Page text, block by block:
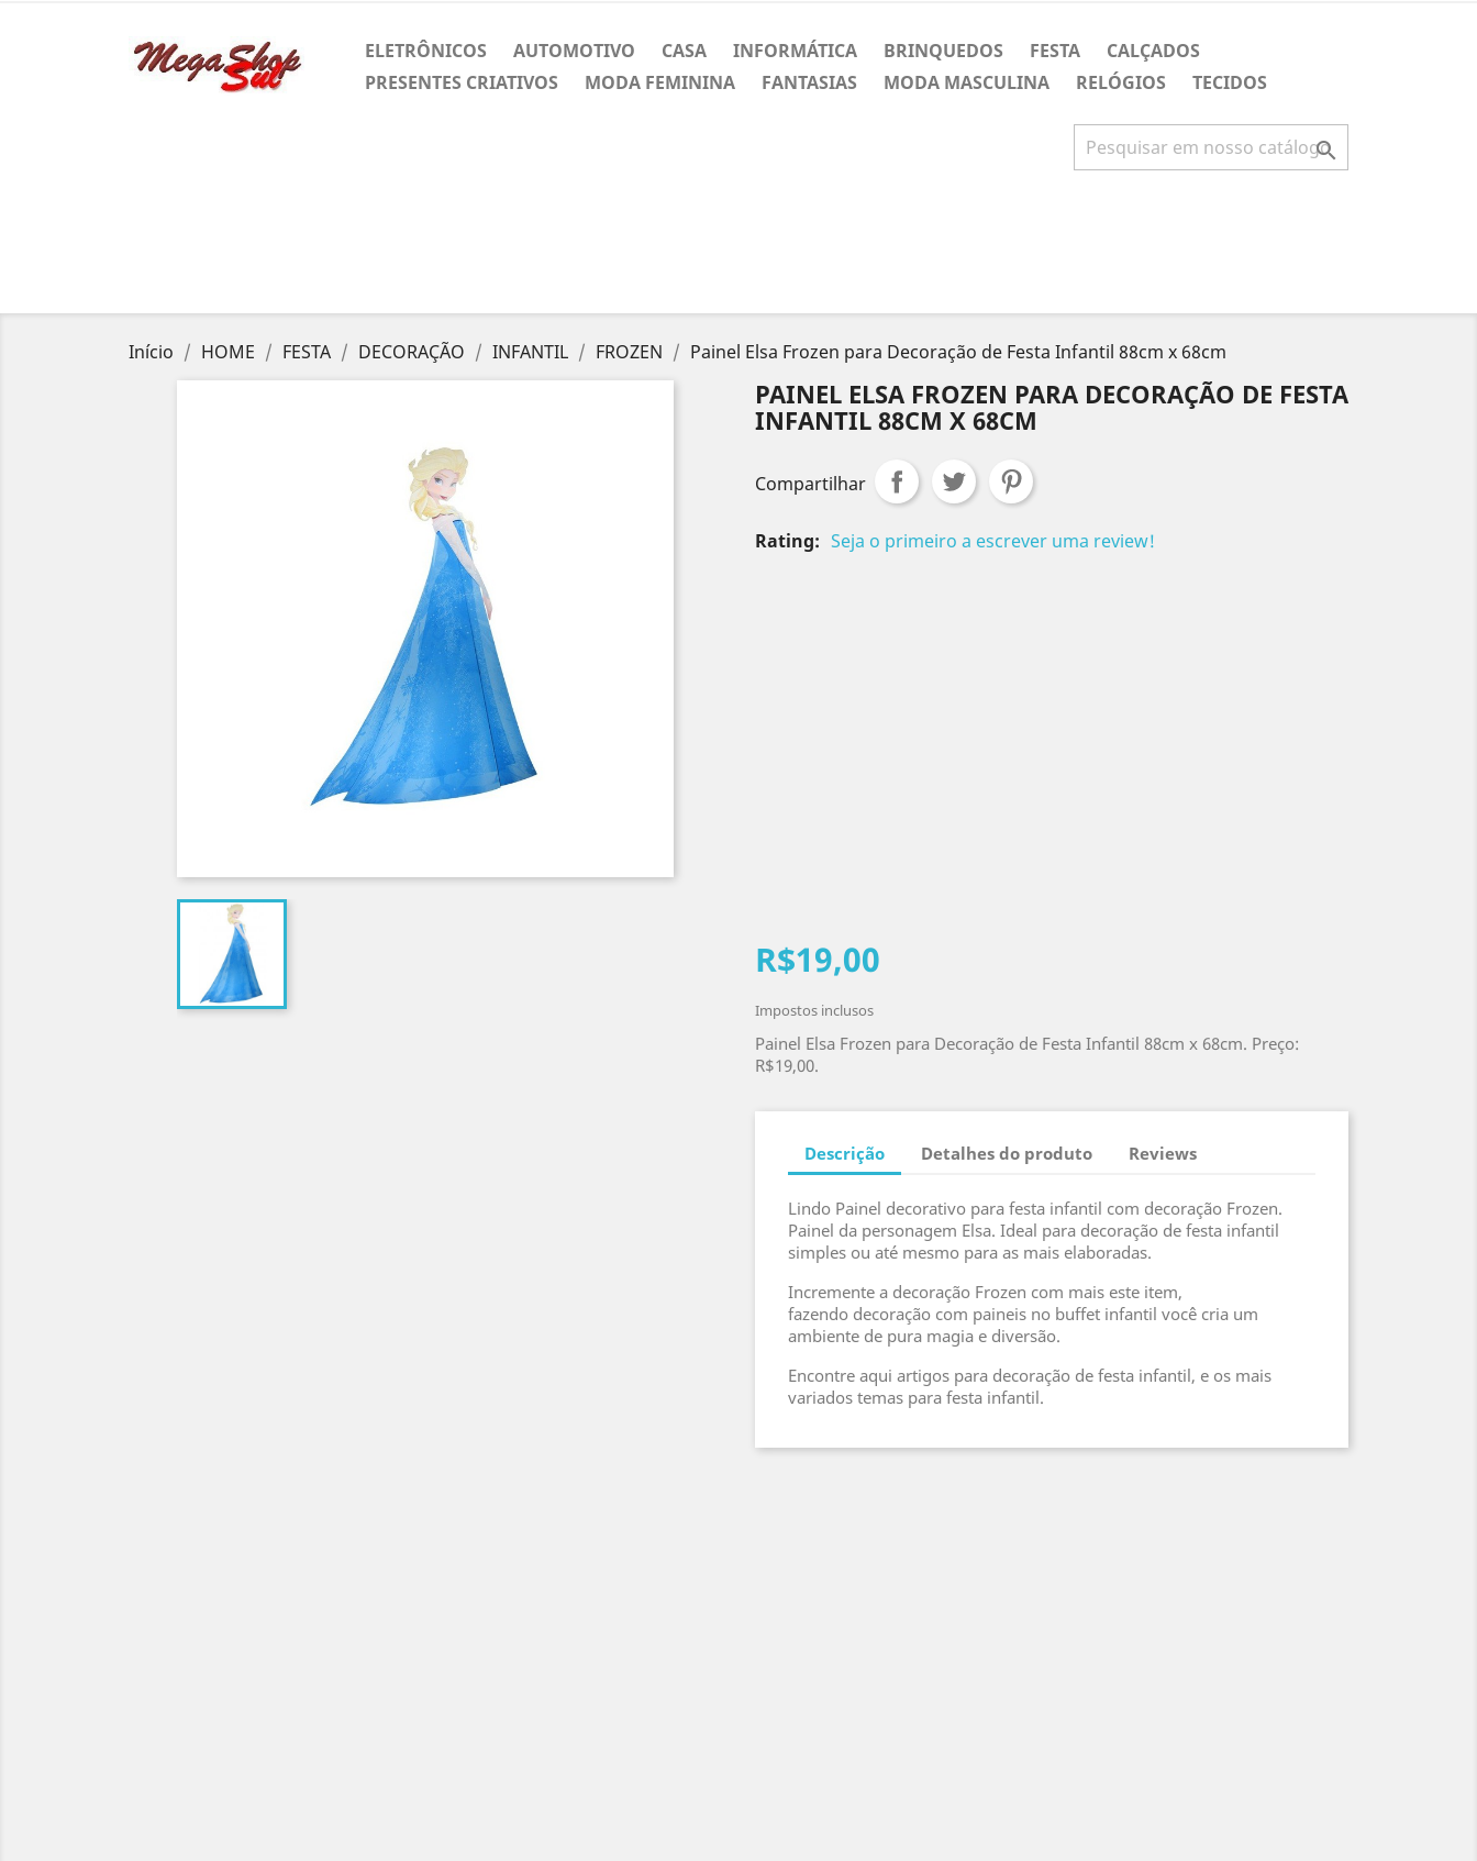
ELETRÔNICOS AUTOMOTIVO CASA INFORMÁTICA BRINQUEDOS FESTA
CALÇADOS
PRESENTES CRIATIVOS
MODA FEMININA FANTASIAS MODA MASCULINA RELÓGIOS TECIDOS

Início HOME FESTA DECORAÇÃO INFANTIL FROZEN Painel Elsa Frozen para Decoração de Festa Infantil 88cm x 68cm
PAINEL ELSA FROZEN PARA DECORAÇÃO DE FESTA
INFANTIL 88CM X 68CM
Compartilhar
Rating: Seja o primeiro a escrever uma review!
R$19,00
Impostos inclusos
Painel Elsa Frozen para Decoração de Festa Infantil 88cm x 68cm. Preço:
R$19,00.
Descrição Detalhes do produto Reviews
Lindo Painel decorativo para festa infantil com decoração Frozen.
Painel da personagem Elsa. Ideal para decoração de festa infantil
simples ou até mesmo para as mais elaboradas.
Incremente a decoração Frozen com mais este item,
fazendo decoração com paineis no buffet infantil você cria um
ambiente de pura magia e diversão.
Encontre aqui artigos para decoração de festa infantil, e os mais
variados temas para festa infantil.